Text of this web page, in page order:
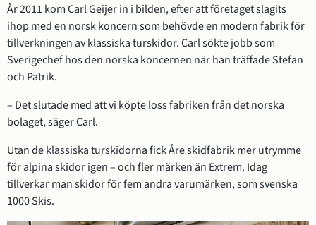
År 2011 kom Carl Geijer in i bilden, efter att företaget slagits
ihop med en norsk koncern som behövde en modern fabrik för
tillverkningen av klassiska turskidor. Carl sökte jobb som
Sverigechef hos den norska koncernen när han träffade Stefan
och Patrik.
– Det slutade med att vi köpte loss fabriken från det norska
bolaget, säger Carl.
Utan de klassiska turskidorna fick Åre skidfabrik mer utrymme
för alpina skidor igen – och fler märken än Extrem. Idag
tillverkar man skidor för fem andra varumärken, som svenska
1000 Skis.